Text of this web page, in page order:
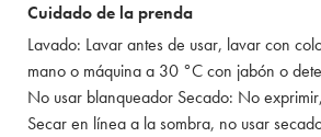
Cuidado de la prenda
Lavado: Lavar antes de usar, lavar con
mano o máquina a 30 °C con jabón o
No usar blanqueador Secado: No
Secar en línea a la sombra, no usar